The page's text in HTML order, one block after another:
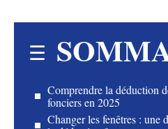
Comprendre la déduction
fonciers en 2025
Changer les fenêtres : une